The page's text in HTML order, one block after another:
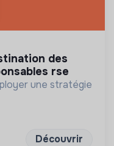
rse
une stratégie
Découvrir